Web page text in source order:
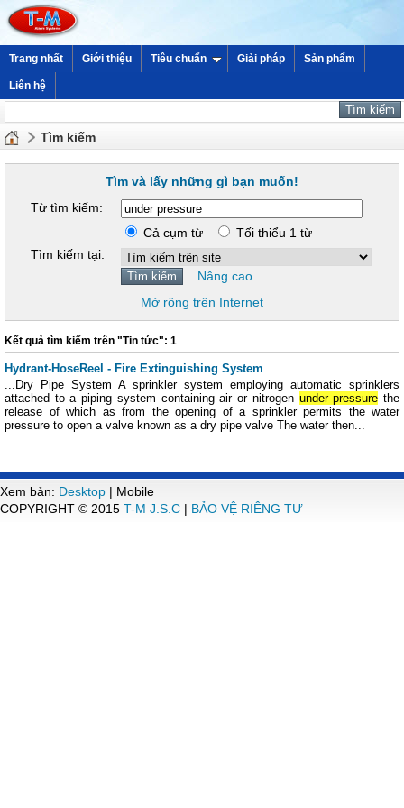
Trang nhất Giới thiệu Tiêu chuẩn Giải pháp Sản phẩm
Liên hệ
Tìm kiếm
Tìm và lấy những gì bạn muốn!
Từ tìm kiếm:
Cả cụm từ
Tối thiểu 1 từ
Tìm kiếm tại:
Nâng cao
Mở rộng trên Internet
Kết quả tìm kiếm trên "Tin tức": 1
Hydrant-HoseReel - Fire Extinguishing System
...Dry Pipe System A sprinkler system employing automatic sprinklers
attached to a piping system containing air or nitrogen under pressure the
release of which as from the opening of a sprinkler permits the water
pressure to open a valve known as a dry pipe valve The water then...
Xem bản: Desktop | Mobile
COPYRIGHT © 2015 T-M J.S.C | BẢO VỆ RIÊNG TƯ